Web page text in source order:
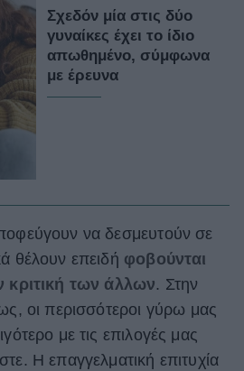
Σχεδόν μία στις δύο
γυναίκες έχει το ίδιο
απωθημένο, σύμφωνα
με έρευνα
να δεσμευτούν σε
θέλουν επειδή φοβούνται
κριτική των άλλων. Στην
οι περισσότεροι γύρω μας
με τις επιλογές μας
Η επαγγελματική επιτυχία